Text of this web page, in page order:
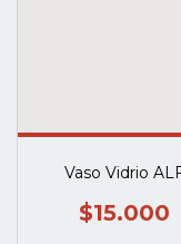
Vaso Vidrio
$15.000